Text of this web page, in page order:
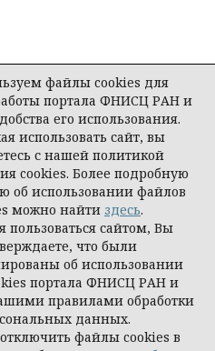
персональных
и социальная практика,
файлы cookies для
портала ФНИСЦ РАН и
его использования.
использовать сайт, вы
с нашей политикой
cookies. Более подробную
об использовании файлов
можно найти здесь.
пользоваться сайтом, Вы
что были
об использовании
портала ФНИСЦ РАН и
правилами обработки
данных.
файлы cookies в